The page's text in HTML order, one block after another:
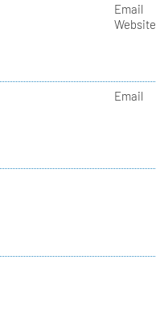
Email
Website
Email